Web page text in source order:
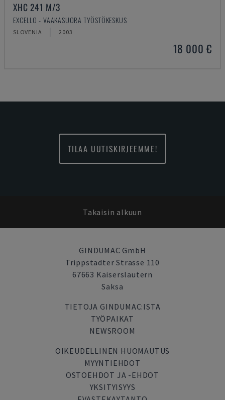
XHC 241 M/3
EXCELLO - VAAKASUORA TYÖSTÖKESKUS
SLOVENIA 2003
18 000 €
TILAA UUTISKIRJEEMME!
Takaisin alkuun
GINDUMAC GmbH
Trippstadter Strasse 110
67663 Kaiserslautern
Saksa
TIETOJA GINDUMAC:ISTA
TYÖPAIKAT
NEWSROOM
OIKEUDELLINEN HUOMAUTUS
MYYNTIEHDOT
OSTOEHDOT JA -EHDOT
YKSITYISYYS